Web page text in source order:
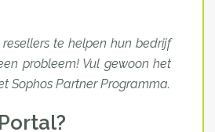
te helpen hun bedrijf
probleem! Vul gewoon het
Sophos Partner Programma.